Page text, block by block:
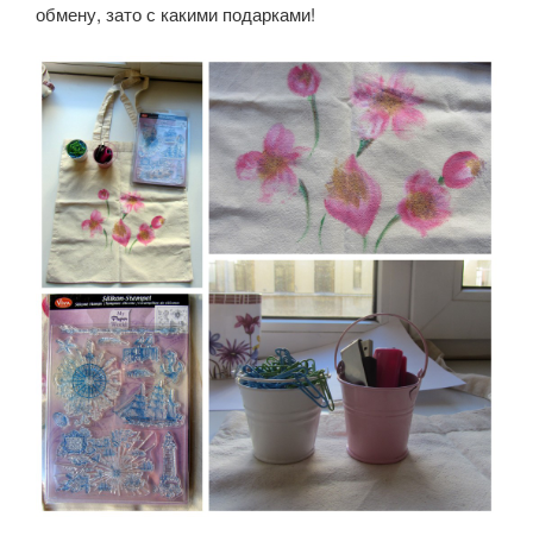
обмену, зато с какими подарками!